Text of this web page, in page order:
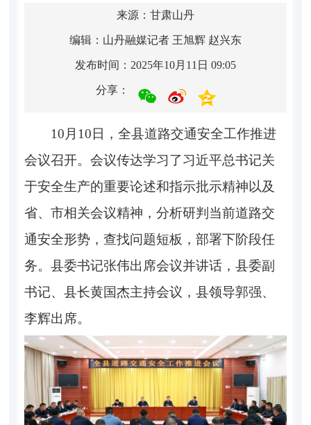
来源：甘肃山丹
编辑：山丹融媒记者 王旭辉 赵兴东
发布时间：2025年10月11日 09:05
分享：
10月10日，全县道路交通安全工作推进
会议召开。会议传达学习了习近平总书记关
于安全生产的重要论述和指示批示精神以及
省、市相关会议精神，分析研判当前道路交
通安全形势，查找问题短板，部署下阶段任
务。县委书记张伟出席会议并讲话，县委副
书记、县长黄国杰主持会议，县领导郭强、
李辉出席。